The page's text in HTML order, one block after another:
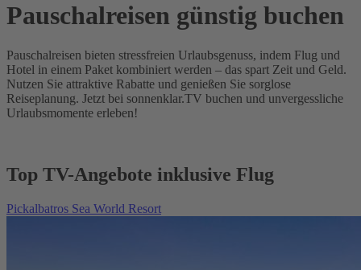
Pauschalreisen günstig buchen
Pauschalreisen bieten stressfreien Urlaubsgenuss, indem Flug und
Hotel in einem Paket kombiniert werden – das spart Zeit und Geld.
Nutzen Sie attraktive Rabatte und genießen Sie sorglose
Reiseplanung. Jetzt bei sonnenklar.TV buchen und unvergessliche
Urlaubsmomente erleben!
Top TV-Angebote inklusive Flug
Pickalbatros Sea World Resort